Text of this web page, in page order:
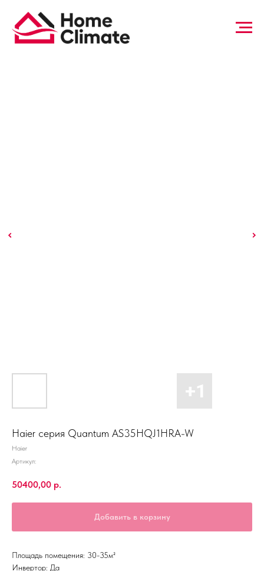
Haier серия Quantum AS35HQJ1HRA-W
Haier
Артикул:
50400,00 р.
Добавить в корзину
Площадь помещения: 30-35м²
Инвертор: Да